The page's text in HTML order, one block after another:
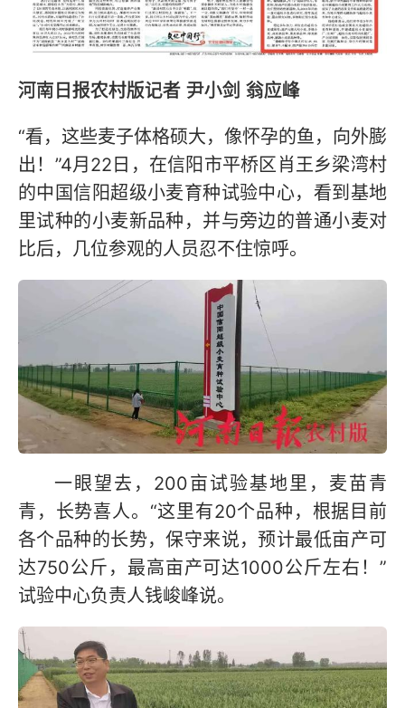
河南日报农村版记者 尹小剑 翁应峰
“看，这些麦子体格硕大，像怀孕的鱼，向外膨
出！”4月22日，在信阳市平桥区肖王乡梁湾村
的中国信阳超级小麦育种试验中心，看到基地
里试种的小麦新品种，并与旁边的普通小麦对
比后，几位参观的人员忍不住惊呼。
一眼望去，200亩试验基地里，麦苗青
青，长势喜人。“这里有20个品种，根据目前
各个品种的长势，保守来说，预计最低亩产可
达750公斤，最高亩产可达1000公斤左右！”
试验中心负责人钱峻峰说。